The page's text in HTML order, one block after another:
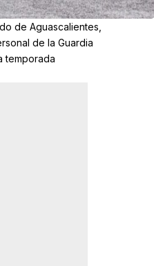
de Aguascalientes,
de la Guardia
temporada